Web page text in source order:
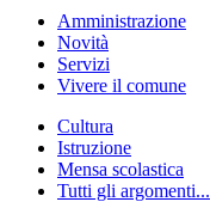
Amministrazione
Novità
Servizi
Vivere il comune
Cultura
Istruzione
Mensa scolastica
Tutti gli argomenti...